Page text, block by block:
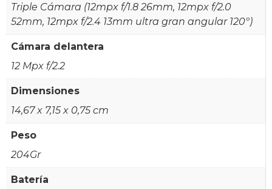
Triple Cámara (12mpx f/1.8 26mm, 12mpx f/2.0
52mm, 12mpx f/2.4 13mm ultra gran angular 120º)
Cámara delantera
12 Mpx f/2.2
Dimensiones
14,67 x 7,15 x 0,75 cm
Peso
204Gr
Batería